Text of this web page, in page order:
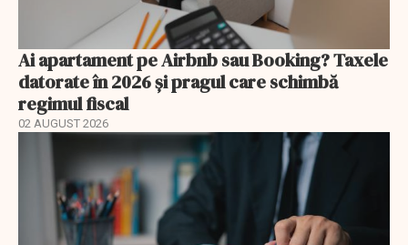
Ai apartament pe Airbnb sau Booking? Taxele
datorate în 2026 și pragul care schimbă
regimul fiscal
02 AUGUST 2026